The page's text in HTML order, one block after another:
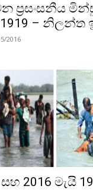
ප්‍රසංසනීය
– නිලන්ත
2016
2016 මැයි 19